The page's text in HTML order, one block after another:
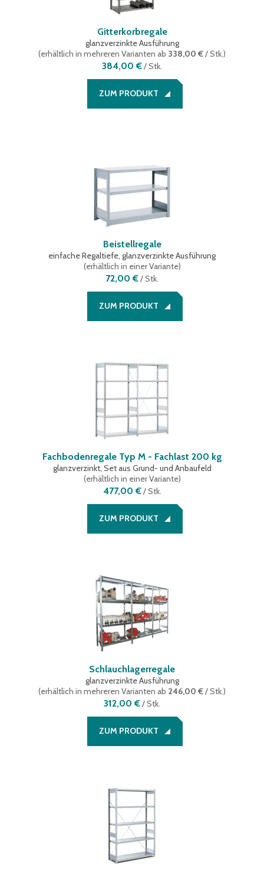
Gitterkorbregale
glanzverzinkte Ausführung
(erhältlich in mehreren Varianten ab 338,00 €/ Stk.)
384,00 €/Stk.
ZUM PRODUKT
Beistellregale
einfache Regaltiefe, glanzverzinkte Ausführung
(erhältlich in einer Variante)
72,00 €/Stk.
ZUM PRODUKT
Fachbodenregale Typ M - Fachlast 200 kg
glanzverzinkt, Set aus Grund- und Anbaufeld
(erhältlich in einer Variante)
477,00 €/Stk.
ZUM PRODUKT
Schlauchlagerregale
glanzverzinkte Ausführung
(erhältlich in mehreren Varianten ab 246,00 €/ Stk.)
312,00 €/Stk.
ZUM PRODUKT